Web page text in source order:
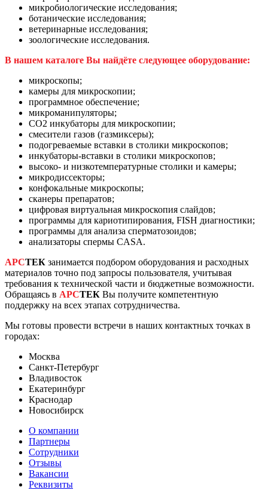
микробиологические исследования;
ботанические исследования;
ветеринарные исследования;
зоологические исследования.
В нашем каталоге Вы найдёте следующее оборудование:
микроскопы;
камеры для микроскопии;
программное обеспечение;
микроманипуляторы;
CO2 инкубаторы для микроскопии;
смесители газов (газмиксеры);
подогреваемые вставки в столики микроскопов;
инкубаторы-вставки в столики микроскопов;
высоко- и низкотемпературные столики и камеры;
микродиссекторы;
конфокальные микроскопы;
сканеры препаратов;
цифровая виртуальная микроскопия слайдов;
программы для кариотипирования, FISH диагностики;
программы для анализа сперматозоидов;
анализаторы спермы CASA.
АРСТЕК занимается подбором оборудования и расходных
материалов точно под запросы пользователя, учитывая
требования к технической части и бюджетные возможности.
Обращаясь в АРСТЕК Вы получите компетентную
поддержку на всех этапах сотрудничества.
Мы готовы провести встречи в наших контактных точках в
городах:
Москва
Санкт-Петербург
Владивосток
Екатеринбург
Краснодар
Новосибирск
О компании
Партнеры
Сотрудники
Отзывы
Вакансии
Реквизиты